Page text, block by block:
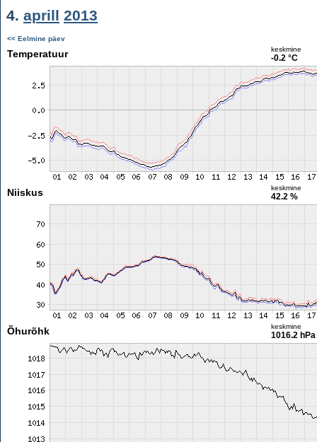
4. aprill 2013
<< Eelmine päev
Temperatuur keskmine
-0.2 °C
Niiskus keskmine
42.2 %
Õhurõhk keskmine
1016.2 hPa